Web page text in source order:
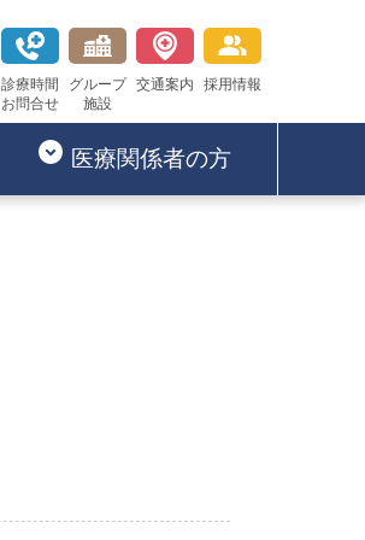
診療時間
お問合せ
グループ
施設
交通案内 採用情報
医療関係者の方